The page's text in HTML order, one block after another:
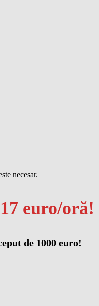
necesar.
euro/oră!
de 1000 euro!